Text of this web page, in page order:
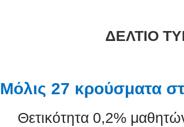
ΔΕΛΤΙΟ
Μόλις 27 κρούσματα
Θετικότητα 0,2%